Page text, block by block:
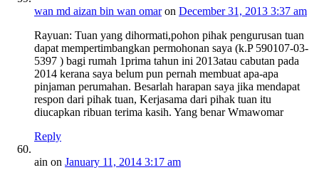
wan md aizan bin wan omaron December 31, 2013 3:37 am
Rayuan: Tuan yang dihormati,pohon pihak pengurusan tuan
dapat mempertimbangkan permohonan saya (k.P 590107-03-
5397 ) bagi rumah 1prima tahun ini 2013atau cabutan pada
2014 kerana saya belum pun pernah membuat apa-apa
pinjaman perumahan. Besarlah harapan saya jika mendapat
respon dari pihak tuan, Kerjasama dari pihak tuan itu
diucapkan ribuan terima kasih. Yang benar Wmawomar
Reply
ain on January 11, 2014 3:17 am